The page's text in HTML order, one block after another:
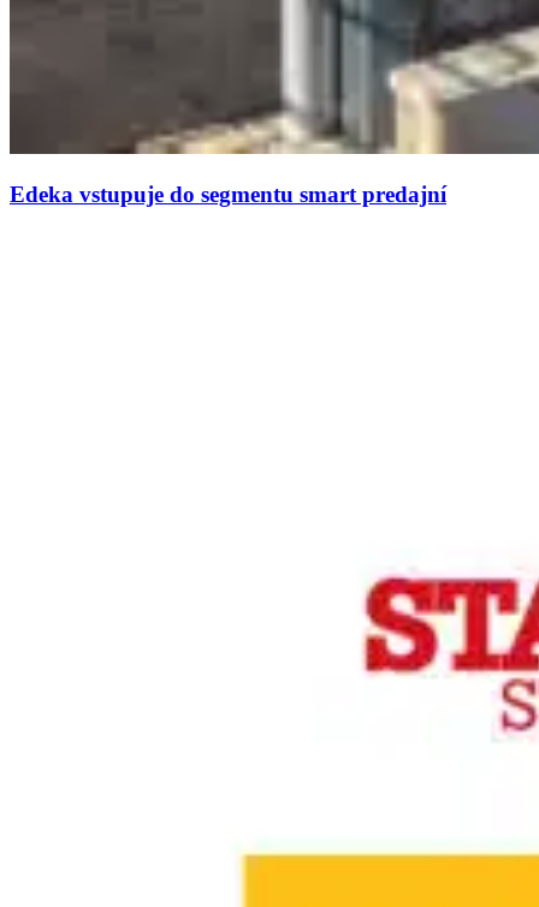
Edeka vstupuje do segmentu smart predajní